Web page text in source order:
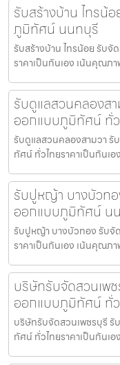
รับสร้างบ้าน ไทรน้
ภูมิทัศน์ นนทบุรี
รับสร้างบ้าน ไทรน้อย รับ
ราคาเป็นกันเอง เน้นคุณภ
รับดูแลสวนคลองส
ออกแบบภูมิทัศน์ ทั่
รับดูแลสวนคลองสามวา
ทัศน์ ทั่วไทยราคาเป็นกันเ
รับปูหญ้า บางบัวท
ออกแบบภูมิทัศน์ น
รับปูหญ้า บางบัวทอง รับ
ราคาเป็นกันเอง เน้นคุณภ
บริษัทรับจัดสวนเพ
ออกแบบภูมิทัศน์ ทั่
บริษัทรับจัดสวนเพชรบุรี
ทัศน์ ทั่วไทยราคาเป็นกันเ